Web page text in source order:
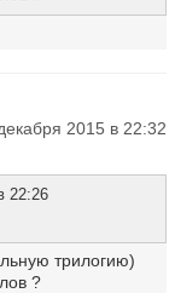
2015 в 22:32
22:26
трилогию)
?